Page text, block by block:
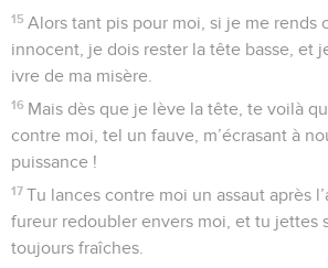
15 Alors tant pis pour moi, si je me rends
innocent, je dois rester la tête basse, et
ivre de ma misère.
16 Mais dès que je lève la tête, te voilà
contre moi, tel un fauve, m’écrasant à
puissance !
17 Tu lances contre moi un assaut après
fureur redoubler envers moi, et tu jettes
toujours fraîches.